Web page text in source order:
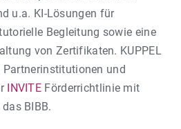
u.a. KI-Lösungen für
Begleitung sowie eine
von Zertifikaten. KUPPEL
und
INVITE Förderrichtlinie mit
BIBB.